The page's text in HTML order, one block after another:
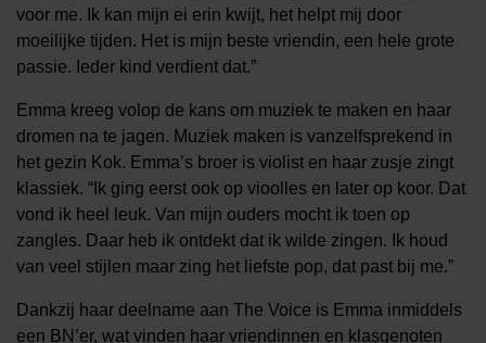
voor me. Ik kan mijn ei erin kwijt, het helpt mij door
moeilijke tijden. Het is mijn beste vriendin, een hele grote
passie. Ieder kind verdient dat.”
Emma kreeg volop de kans om muziek te maken en haar
dromen na te jagen. Muziek maken is vanzelfsprekend in
het gezin Kok. Emma’s broer is violist en haar zusje zingt
klassiek. “Ik ging eerst ook op vioolles en later op koor. Dat
vond ik heel leuk. Van mijn ouders mocht ik toen op
zangles. Daar heb ik ontdekt dat ik wilde zingen. Ik houd
van veel stijlen maar zing het liefste pop, dat past bij me.”
Dankzij haar deelname aan The Voice is Emma inmiddels
een BN’er, wat vinden haar vriendinnen en klasgenoten